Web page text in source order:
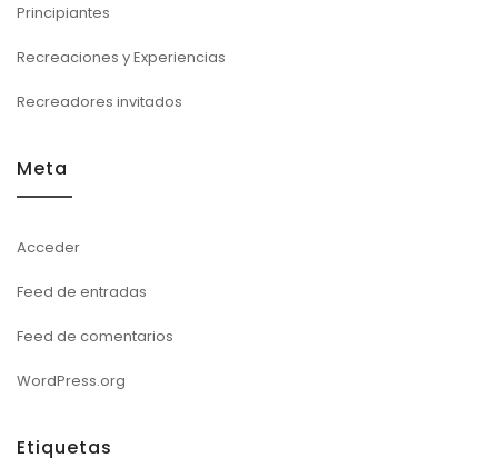
Principiantes
Recreaciones y Experiencias
Recreadores invitados
Meta
Acceder
Feed de entradas
Feed de comentarios
WordPress.org
Etiquetas